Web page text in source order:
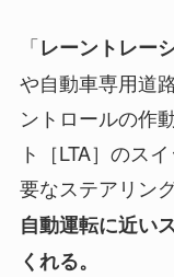
「レーントレー
や自動車専用道
ントロールの作
ト［LTA］のス
要なステアリン
自動運転に近い
くれる。